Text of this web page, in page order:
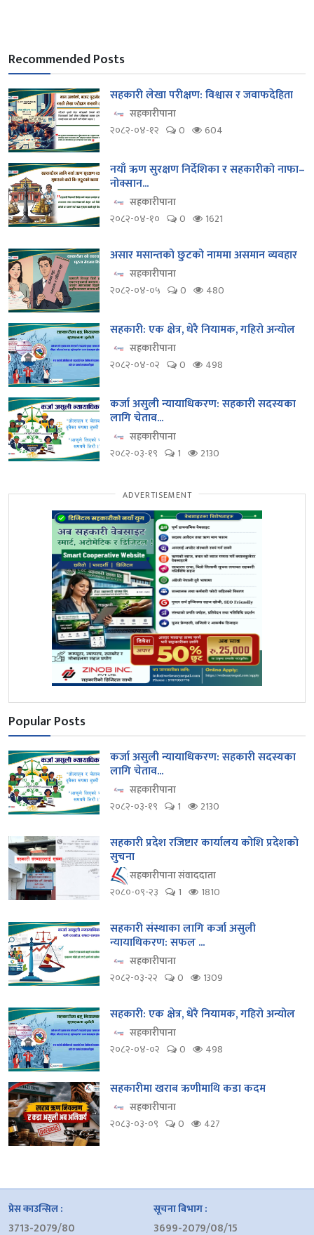
Recommended Posts
सहकारी लेखा परीक्षण: विश्वास र जवाफदेहिता
सहकारीपाना
२०८२-०४-१२
0 604
नयाँ ऋण सुरक्षण निर्देशिका र सहकारीको नाफा–
नोक्सान...
सहकारीपाना
२०८२-०४-१०
0 1621
असार मसान्तको छुटको नाममा असमान व्यवहार
सहकारीपाना
२०८२-०४-०५
0 480
सहकारी: एक क्षेत्र, धेरै नियामक, गहिरो अन्योल
सहकारीपाना
२०८२-०४-०२
0 498
कर्जा असुली न्यायाधिकरण: सहकारी सदस्यका
लागि चेताव...
सहकारीपाना
२०८२-०३-१९
1 2130
ADVERTISEMENT
Popular Posts
कर्जा असुली न्यायाधिकरण: सहकारी सदस्यका
लागि चेताव...
सहकारीपाना
२०८२-०३-१९
1 2130
सहकारी प्रदेश रजिष्टार कार्यालय कोशि प्रदेशको
सुचना
सहकारीपाना संवाददाता
२०८०-०९-२३
1 1810
सहकारी संस्थाका लागि कर्जा असुली
न्यायाधिकरण: सफल ...
सहकारीपाना
२०८२-०३-२२
0 1309
सहकारी: एक क्षेत्र, धेरै नियामक, गहिरो अन्योल
सहकारीपाना
२०८२-०४-०२
0 498
सहकारीमा खराब ऋणीमाथि कडा कदम
सहकारीपाना
२०८३-०३-०९
0 427
प्रेस काउन्सिल :
3713-2079/80
सूचना बिभाग :
3699-2079/08/15